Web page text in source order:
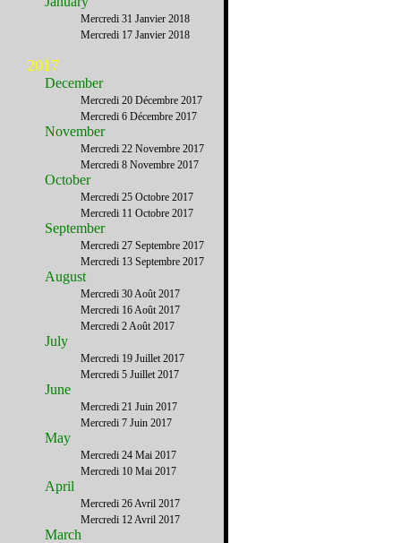
Mercredi 31 Janvier 2018
Mercredi 17 Janvier 2018
2017
December
Mercredi 20 Décembre 2017
Mercredi 6 Décembre 2017
November
Mercredi 22 Novembre 2017
Mercredi 8 Novembre 2017
October
Mercredi 25 Octobre 2017
Mercredi 11 Octobre 2017
September
Mercredi 27 Septembre 2017
Mercredi 13 Septembre 2017
August
Mercredi 30 Août 2017
Mercredi 16 Août 2017
Mercredi 2 Août 2017
July
Mercredi 19 Juillet 2017
Mercredi 5 Juillet 2017
June
Mercredi 21 Juin 2017
Mercredi 7 Juin 2017
May
Mercredi 24 Mai 2017
Mercredi 10 Mai 2017
April
Mercredi 26 Avril 2017
Mercredi 12 Avril 2017
March